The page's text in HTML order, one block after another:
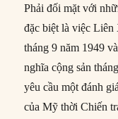
Phải đối mặt với
đặc biệt là việc
tháng 9 năm 1949
nghĩa cộng sản
yêu cầu một đánh
của Mỹ thời Chiến